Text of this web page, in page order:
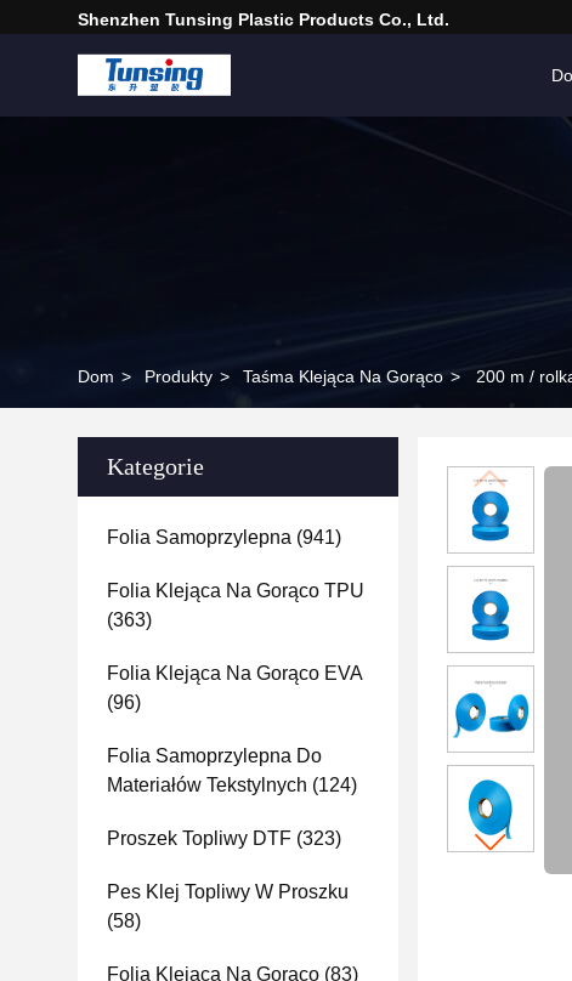
Shenzhen Tunsing Plastic Products Co., Ltd.
Dom > Produkty > Taśma Klejąca Na Gorąco > 200 m /
Kategorie
Folia Samoprzylepna (941)
Folia Klejąca Na Gorąco TPU
(363)
Folia Klejąca Na Gorąco EVA
(96)
Folia Samoprzylepna Do
Materiałów Tekstylnych (124)
Proszek Topliwy DTF (323)
Pes Klej Topliwy W Proszku
(58)
Folia Klejąca Na Gorąco (83)